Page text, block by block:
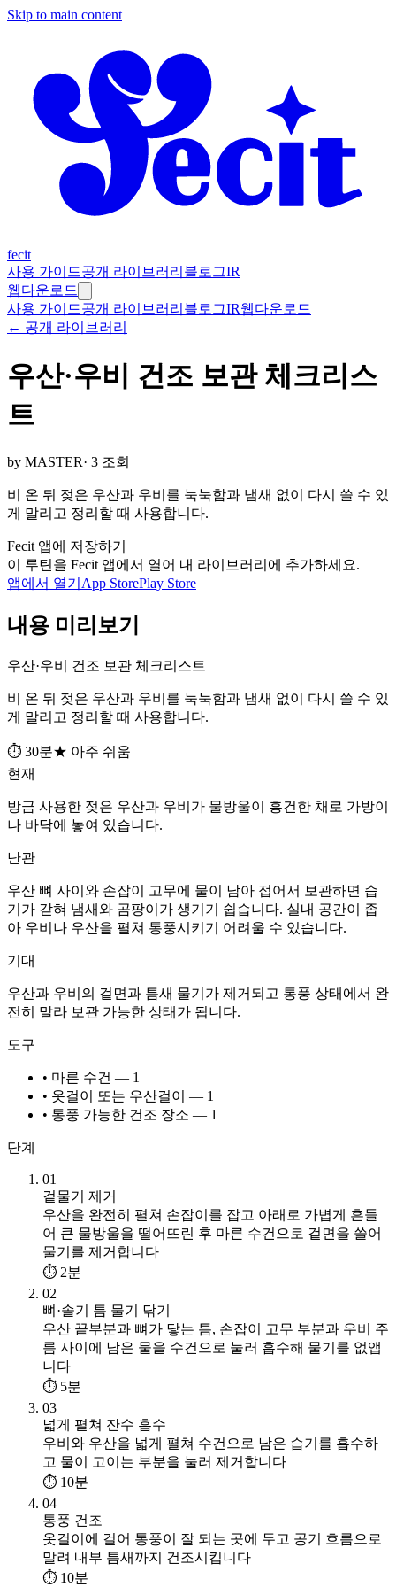
Skip to main content
fecit
사용 가이드공개 라이브러리 블로그IR
웹다운로드
사용 가이드공개 라이브러리 블로그IR웹다운로드
← 공개 라이브러리
우산·우비 건조 보관 체크리스
트
by MASTER· 3 조회
비 온 뒤 젖은 우산과 우비를 눅눅함과 냄새 없이 다시 쓸 수 있
게 말리고 정리할 때 사용합니다.
Fecit 앱에 저장하기
이 루틴을 Fecit 앱에서 열어 내 라이브러리에 추가하세요.
앱에서 열기 App StorePlay Store
내용 미리보기
우산·우비 건조 보관 체크리스트
비 온 뒤 젖은 우산과 우비를 눅눅함과 냄새 없이 다시 쓸 수 있
게 말리고 정리할 때 사용합니다.
⏱ 30분★ 아주 쉬움
현재
방금 사용한 젖은 우산과 우비가 물방울이 흥건한 채로 가방이
나 바닥에 놓여 있습니다.
난관
우산 뼈 사이와 손잡이 고무에 물이 남아 접어서 보관하면 습
기가 갇혀 냄새와 곰팡이가 생기기 쉽습니다. 실내 공간이 좁
아 우비나 우산을 펼쳐 통풍시키기 어려울 수 있습니다.
기대
우산과 우비의 겉면과 틈새 물기가 제거되고 통풍 상태에서 완
전히 말라 보관 가능한 상태가 됩니다.
도구
• 마른 수건 — 1
• 옷걸이 또는 우산걸이 — 1
• 통풍 가능한 건조 장소 — 1
단계
01
겉물기 제거
우산을 완전히 펼쳐 손잡이를 잡고 아래로 가볍게 흔들
어 큰 물방울을 떨어뜨린 후 마른 수건으로 겉면을 쓸어
물기를 제거합니다
⏱ 2분
02
뼈·솔기 틈 물기 닦기
우산 끝부분과 뼈가 닿는 틈, 손잡이 고무 부분과 우비 주
름 사이에 남은 물을 수건으로 눌러 흡수해 물기를 없앱
니다
⏱ 5분
03
넓게 펼쳐 잔수 흡수
우비와 우산을 넓게 펼쳐 수건으로 남은 습기를 흡수하
고 물이 고이는 부분을 눌러 제거합니다
⏱ 10분
04
통풍 건조
옷걸이에 걸어 통풍이 잘 되는 곳에 두고 공기 흐름으로
말려 내부 틈새까지 건조시킵니다
⏱ 10분